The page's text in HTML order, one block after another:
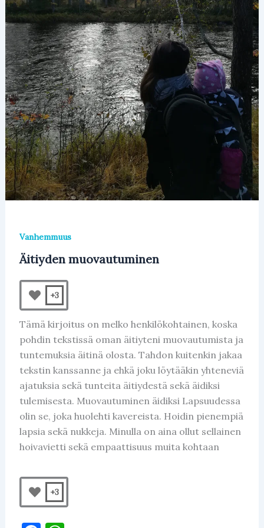
Vanhemmuus
Äitiyden muovautuminen
+3
Tämä kirjoitus on melko henkilökohtainen, koska
pohdin tekstissä oman äitiyteni muovautumista ja
tuntemuksia äitinä olosta. Tahdon kuitenkin jakaa
tekstin kanssanne ja ehkä joku löytääkin yhteneviä
ajatuksia sekä tunteita äitiydestä sekä äidiksi
tulemisesta. Muovautuminen äidiksi Lapsuudessa
olin se, joka huolehti kavereista. Hoidin pienempiä
lapsia sekä nukkeja. Minulla on aina ollut sellainen
hoivavietti sekä empaattisuus muita kohtaan
+3